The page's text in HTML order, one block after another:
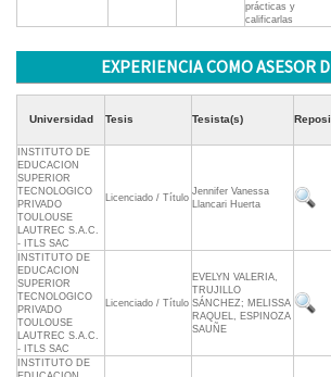
prácticas y
calificarlas
EXPERIENCIA COMO ASESOR
Universidad Tesis Tesista(s)
INSTITUTO DE
EDUCACION
SUPERIOR
TECNOLOGICO
PRIVADO
TOULOUSE
LAUTREC S.A.C.
- ITLS SAC
Licenciado / Título
Jennifer Vanessa
Llancari Huerta
INSTITUTO DE
EDUCACION
SUPERIOR
TECNOLOGICO
PRIVADO
TOULOUSE
LAUTREC S.A.C.
- ITLS SAC
Licenciado / Título
EVELYN VALERIA,
TRUJILLO
SÁNCHEZ; MELISSA
RAQUEL, ESPINOZA
SAUÑE
INSTITUTO DE